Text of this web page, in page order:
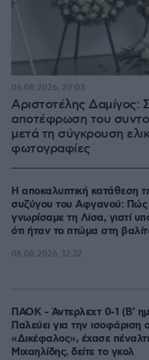
Αριστοτέλης Δαμίγος:
αποτέφρωση του
μετά τη σύγκρουση
φωτογραφίες
06.08.2026, 20:03
Η αποκαλυπτική κατάθεση
συζύγου του Αφγανού: Πώς
γνωρίσαμε τη Λίσα, γιατί
ότι ήταν το πτώμα στη
06.08.2026, 12:32
ΠΑΟΚ - Άντερλεχτ 0-1 (Β'
Παλεύει για την ισοφάριση
«Δικέφαλος», έχασε
Μιχαηλίδης, δείτε το γκολ